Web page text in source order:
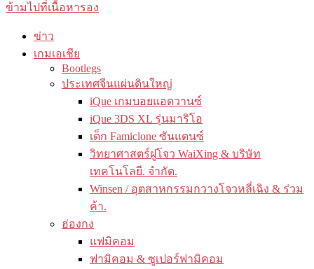
ข้ามไปที่เนื้อหารอง
ข่าว
เกมเอเชีย
Bootlegs
ประเทศจีนแผ่นดินใหญ่
iQue เกมบอยแอดวานซ์
iQue 3DS XL รุ่นมาริโอ
เด็ก Famiclone ซันแดนซ์
วิทยาศาสตร์ฝูโจว WaiXing & บริษัท
เทคโนโลยี. จำกัด.
Winsen / อุตสาหกรรมกวางโจวหลี่เฉิง & ร่วม
ค้า.
ฮ่องกง
แฟมิคอม
ฟามิคอม & ซูเปอร์ฟามิคอม